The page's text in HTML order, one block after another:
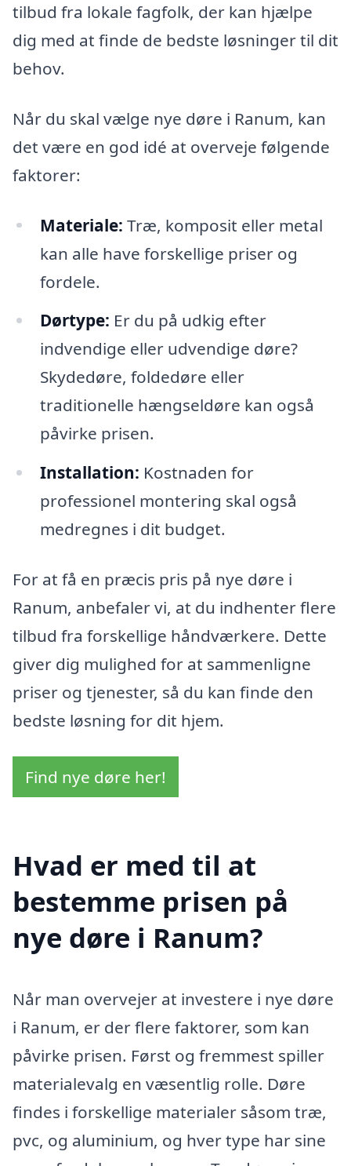
tilbud fra lokale fagfolk, der kan hjælpe
dig med at finde de bedste løsninger til dit
behov.
Når du skal vælge nye døre i Ranum, kan
det være en god idé at overveje følgende
faktorer:
Materiale: Træ, komposit eller metal
kan alle have forskellige priser og
fordele.
Dørtype: Er du på udkig efter
indvendige eller udvendige døre?
Skydedøre, foldedøre eller
traditionelle hængseldøre kan også
påvirke prisen.
Installation: Kostnaden for
professionel montering skal også
medregnes i dit budget.
For at få en præcis pris på nye døre i
Ranum, anbefaler vi, at du indhenter flere
tilbud fra forskellige håndværkere. Dette
giver dig mulighed for at sammenligne
priser og tjenester, så du kan finde den
bedste løsning for dit hjem.
Find nye døre her!
Hvad er med til at
bestemme prisen på
nye døre i Ranum?
Når man overvejer at investere i nye døre
i Ranum, er der flere faktorer, som kan
påvirke prisen. Først og fremmest spiller
materialevalg en væsentlig rolle. Døre
findes i forskellige materialer såsom træ,
pvc, og aluminium, og hver type har sine